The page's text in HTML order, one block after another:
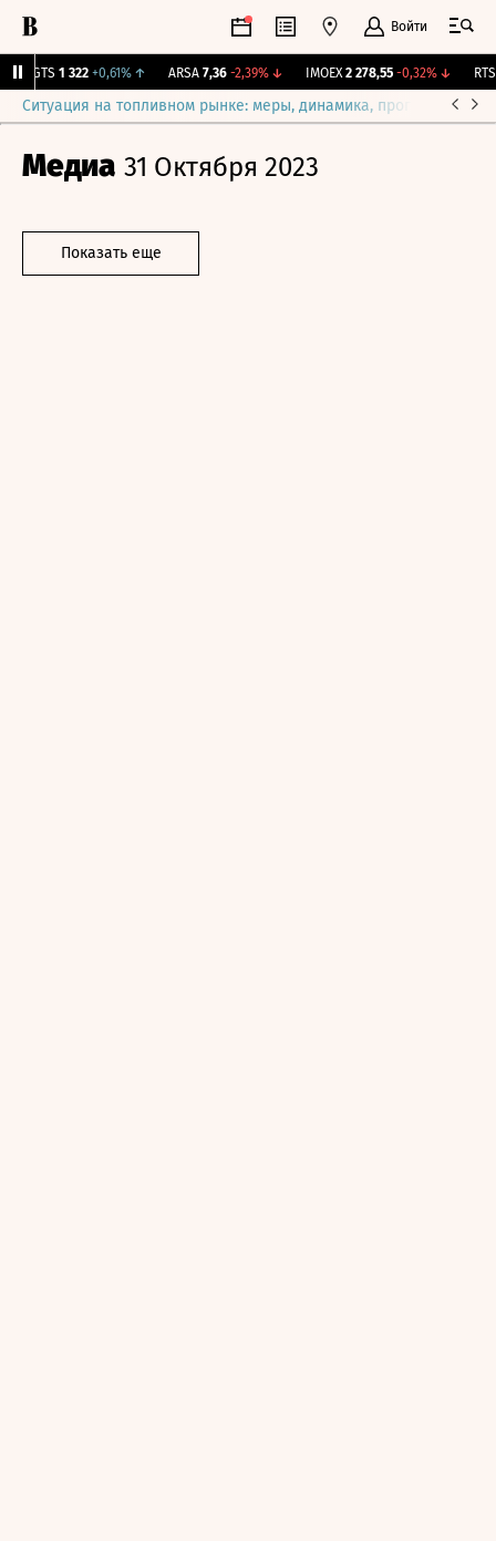
Войти
MGTS 1 322 +0,61% ↑ ARSA 7,36 -2,39%↓ IMOEX 2 278,55 -0,32%↓ RTSI
Ситуация на топливном рынке: меры, динамика, прогнозы
Медиа 31 Октября 2023
Показать еще